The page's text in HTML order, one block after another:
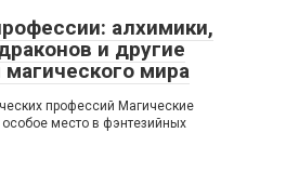
алхимики,
и другие
мира
профессий Магические
место в фэнтезийных